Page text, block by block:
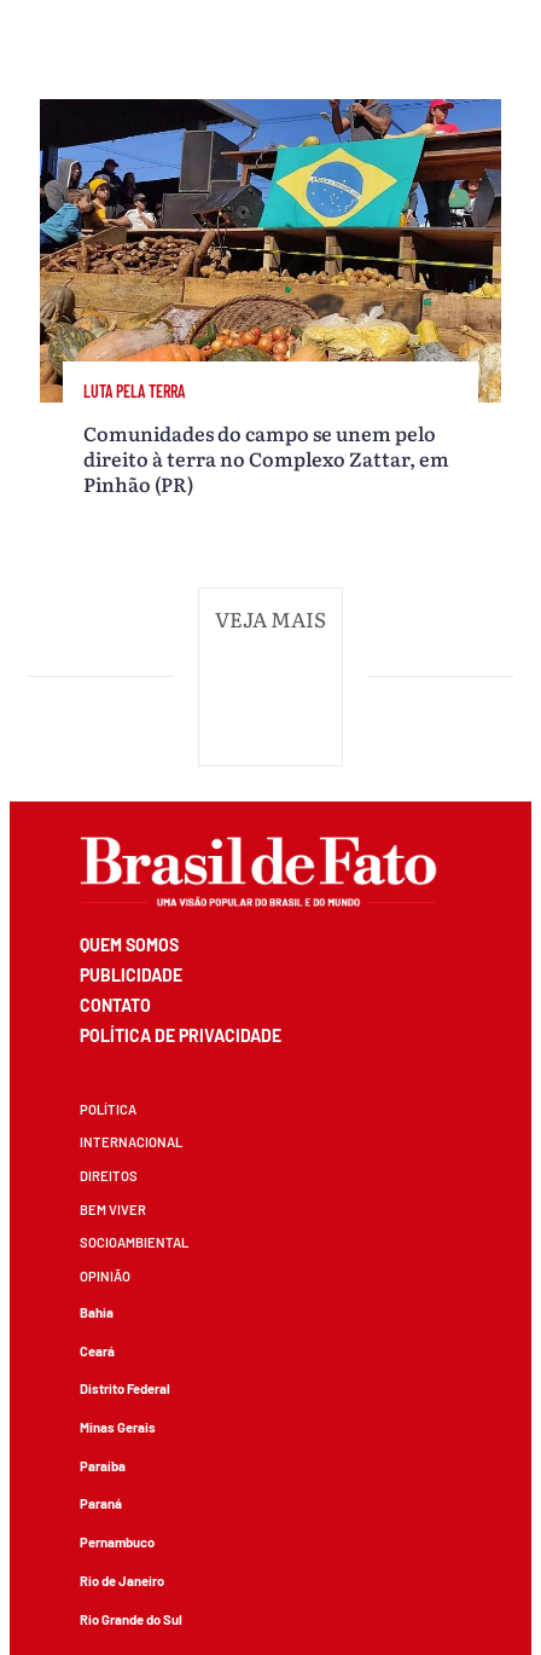
LUTA PELA TERRA
Comunidades do campo se unem pelo
direito à terra no Complexo Zattar, em
Pinhão (PR)
VEJA MAIS
QUEM SOMOS
PUBLICIDADE
CONTATO
POLÍTICA DE PRIVACIDADE
POLÍTICA
INTERNACIONAL
DIREITOS
BEM VIVER
SOCIOAMBIENTAL
OPINIÃO
Bahia
Ceará
Distrito Federal
Minas Gerais
Paraíba
Paraná
Pernambuco
Rio de Janeiro
Rio Grande do Sul